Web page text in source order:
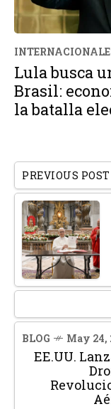
Lula busca
Brasil:
la batalla
PREVIOUS POST
BLOG May 24,
EE.UU.